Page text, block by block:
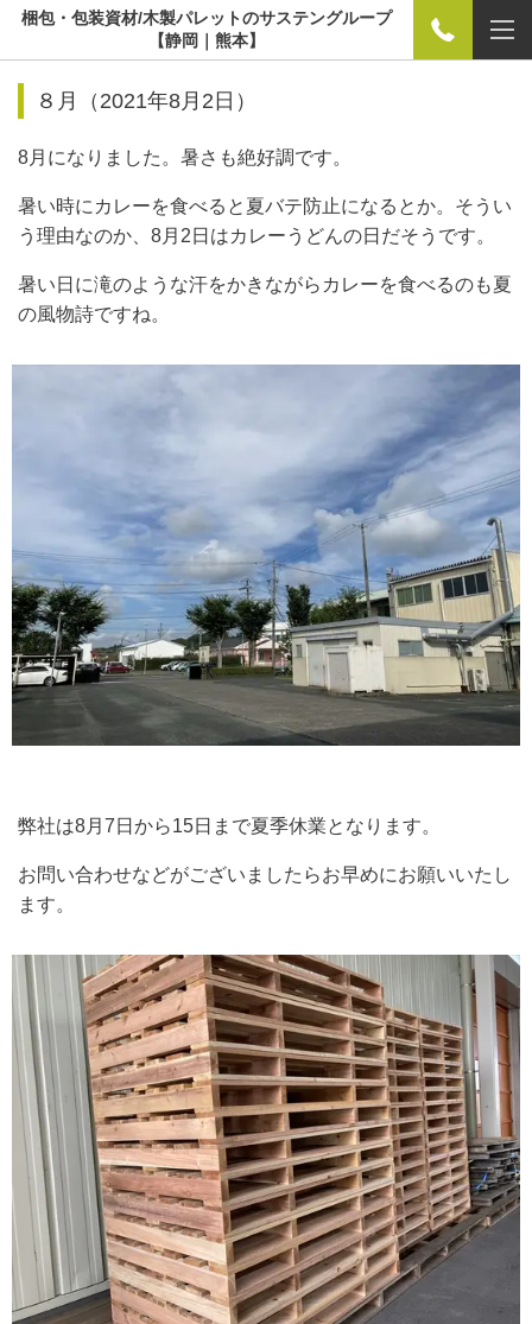
梱包・包装資材/木製パレットのサステングループ
【静岡｜熊本】
８月（2021年8月2日）
8月になりました。暑さも絶好調です。
暑い時にカレーを食べると夏バテ防止になるとか。そうい
う理由なのか、8月2日はカレーうどんの日だそうです。
暑い日に滝のような汗をかきながらカレーを食べるのも夏
の風物詩ですね。
弊社は8月7日から15日まで夏季休業となります。
お問い合わせなどがございましたらお早めにお願いいたし
ます。